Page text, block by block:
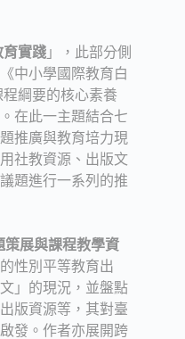
育實踐 」，此部分側
中小學國際教育白
綱要的核心素養
在此一主題結合七
推廣與教育培力現
社教資源、出版文
題進行一系列的推
策展與課程教學資
性別平等教育出
」的現況，並盤點
版資源等，其對臺
發。作者亦展開跨